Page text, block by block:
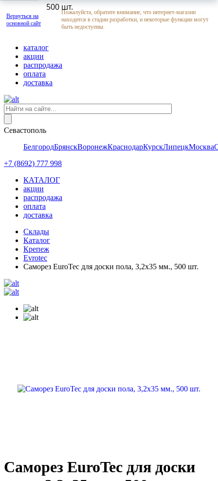
Вернуться на
основной сайт
Пожалуйста, обратите внимание, что интернет-магазин
находится в стадии разработки, и некоторые функции могут
быть недоступны.
каталог
акции
распродажа
оплата
доставка
Севастополь
БелгородБрянскВоронежКраснодарКурскЛипецкМосква
+7 (8692) 777 998
КАТАЛОГ
акции
распродажа
оплата
доставка
Склады
Каталог
Крепеж
Evrotec
Саморез EuroTec для доски пола, 3,2х35 мм., 500 шт.
Саморез EuroTec для доски
500 шт.